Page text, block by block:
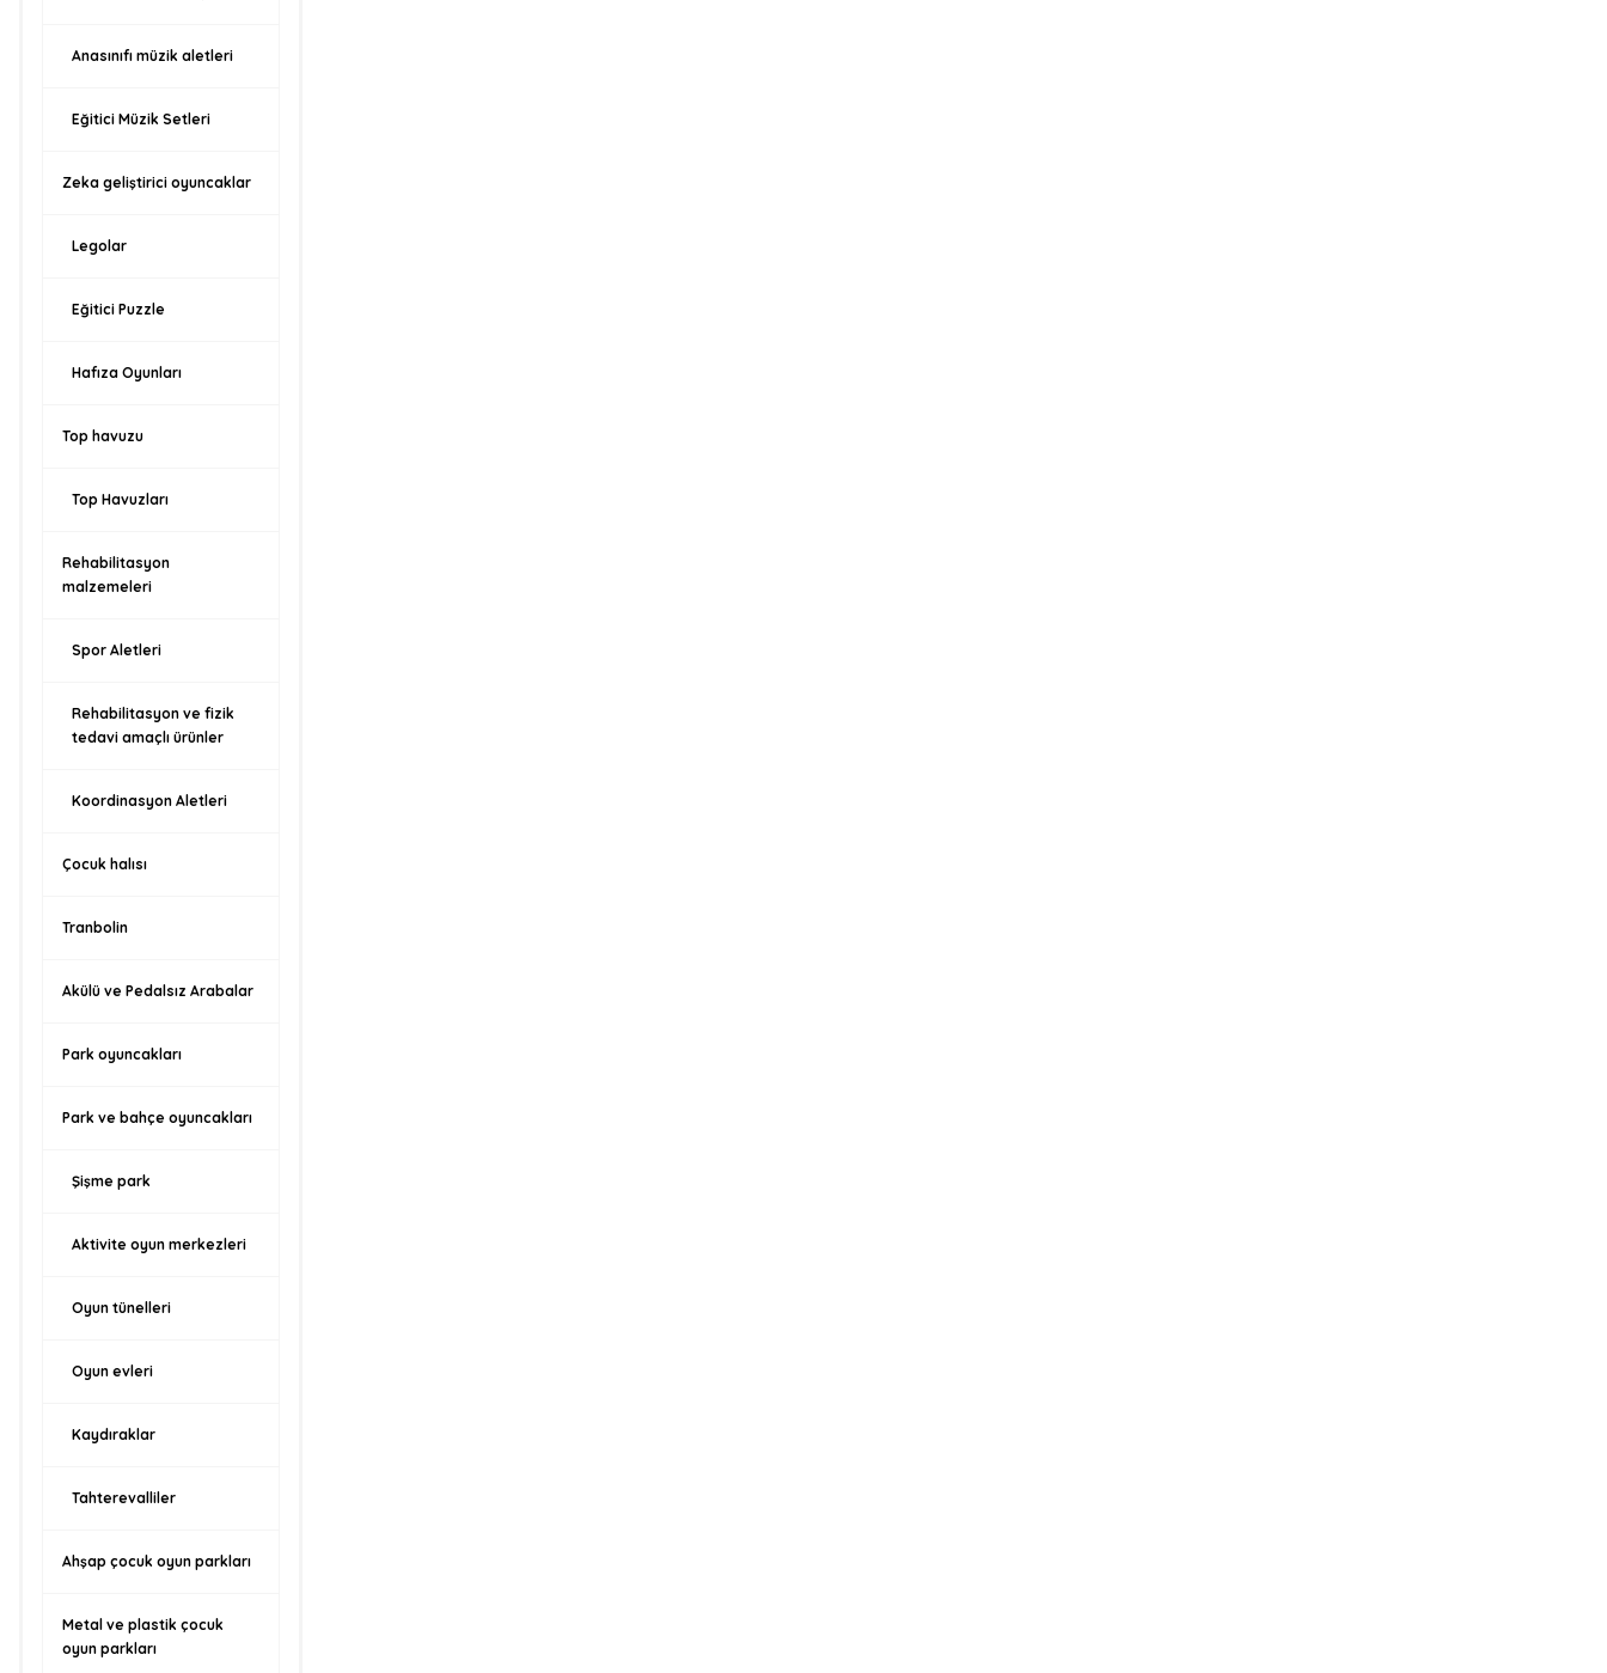
Anasınıfı müzik aletleri
Eğitici Müzik Setleri
Zeka geliştirici oyuncaklar
Legolar
Eğitici Puzzle
Hafıza Oyunları
Top havuzu
Top Havuzları
Rehabilitasyon
malzemeleri
Spor Aletleri
Rehabilitasyon ve fizik
tedavi amaçlı ürünler
Koordinasyon Aletleri
Çocuk halısı
Tranbolin
Akülü ve Pedalsız Arabalar
Park oyuncakları
Park ve bahçe oyuncakları
Şişme park
Aktivite oyun merkezleri
Oyun tünelleri
Oyun evleri
Kaydıraklar
Tahterevalliler
Ahşap çocuk oyun parkları
Metal ve plastik çocuk
oyun parkları